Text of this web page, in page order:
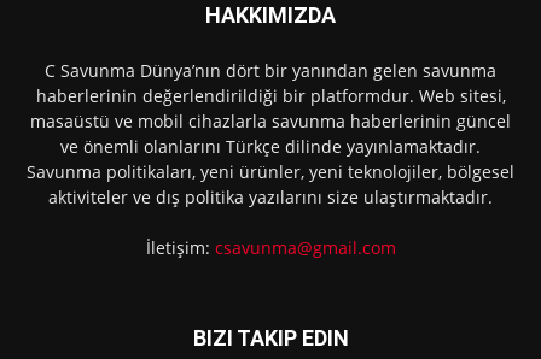
HAKKIMIZDA
C Savunma Dünya’nın dört bir yanından gelen savunma
haberlerinin değerlendirildiği bir platformdur. Web sitesi,
masaüstü ve mobil cihazlarla savunma haberlerinin güncel
ve önemli olanlarını Türkçe dilinde yayınlamaktadır.
Savunma politikaları, yeni ürünler, yeni teknolojiler, bölgesel
aktiviteler ve dış politika yazılarını size ulaştırmaktadır.
İletişim: csavunma@gmail.com
BIZI TAKIP EDIN